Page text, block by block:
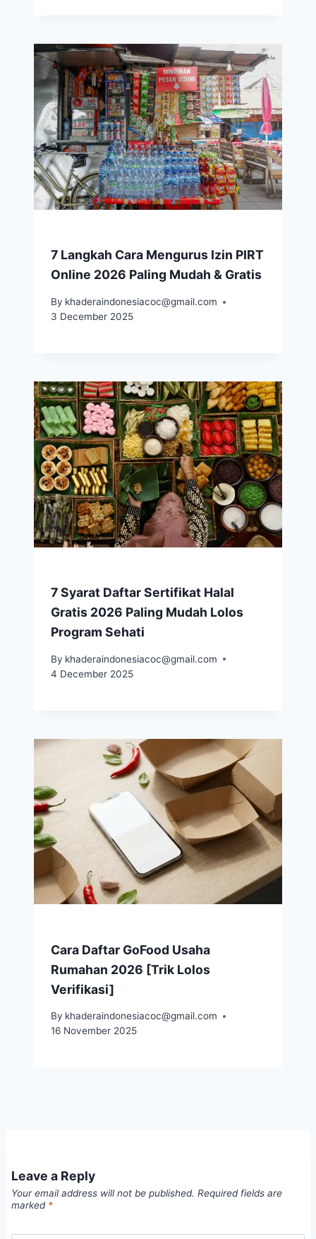
7 Langkah Cara Mengurus Izin PIRT
Online 2026 Paling Mudah & Gratis
By khaderaindonesiacoc@gmail.com
3 December 2025
7 Syarat Daftar Sertifikat Halal
Gratis 2026 Paling Mudah Lolos
Program Sehati
By khaderaindonesiacoc@gmail.com
4 December 2025
Cara Daftar GoFood Usaha
Rumahan 2026 [Trik Lolos
Verifikasi]
By khaderaindonesiacoc@gmail.com
16 November 2025
Leave a Reply
Your email address will not be published. Required fields are
marked *